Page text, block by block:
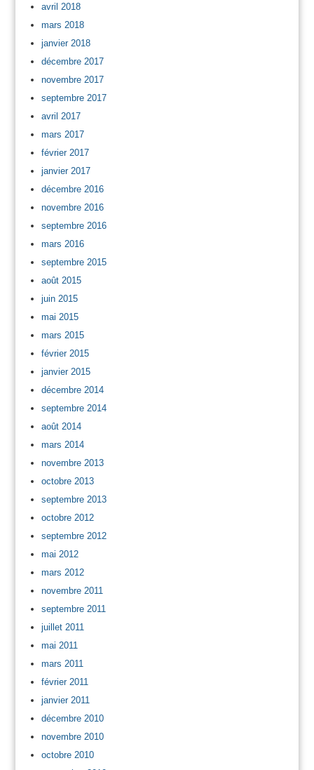
avril 2018
mars 2018
janvier 2018
décembre 2017
novembre 2017
septembre 2017
avril 2017
mars 2017
février 2017
janvier 2017
décembre 2016
novembre 2016
septembre 2016
mars 2016
septembre 2015
août 2015
juin 2015
mai 2015
mars 2015
février 2015
janvier 2015
décembre 2014
septembre 2014
août 2014
mars 2014
novembre 2013
octobre 2013
septembre 2013
octobre 2012
septembre 2012
mai 2012
mars 2012
novembre 2011
septembre 2011
juillet 2011
mai 2011
mars 2011
février 2011
janvier 2011
décembre 2010
novembre 2010
octobre 2010